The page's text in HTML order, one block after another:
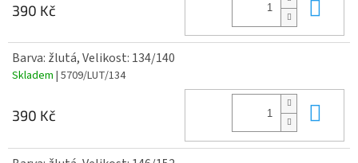
390 Kč
Barva: žlutá, Velikost: 134/140
Skladem | 5709/LUT/134
390 Kč